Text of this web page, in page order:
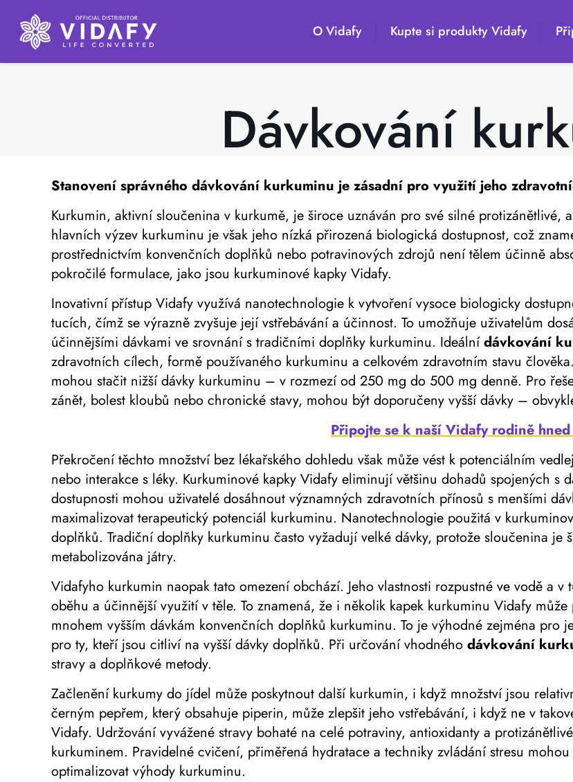
O Vidafy Kupte si produkty Vidafy
Dávkování
Stanovení správnéhodávkování kurkuminu je zásadní pro využití jeho
Kurkumin, aktivní sloučenina v kurkumě, je široce uznáván pro své silné protizánětlivé,
hlavních výzev kurkuminu je však jeho nízká přirozená biologická dostupnost, což
prostřednictvím konvenčních doplňků nebo potravinových zdrojů není tělem účinně
pokročilé formulace, jako jsou kurkuminové kapky Vidafy.
Inovativní přístup Vidafy využívá nanotechnologie k vytvoření vysoce biologicky
tucích, čímž se výrazně zvyšuje její vstřebávání a účinnost. To umožňuje uživatelům
účinnějšími dávkami ve srovnání s tradičními doplňky kurkuminu. Ideálnídávkování
zdravotních cílech, formě používaného kurkuminu a celkovém zdravotním stavu
mohou stačit nižší dávky kurkuminu – v rozmezí od 250 mg do 500 mg denně. Pro
zánět, bolest kloubů nebo chronické stavy, mohou být doporučeny vyšší dávky –
Připojte se k naší Vidafy rodině
Překročení těchto množství bez lékařského dohledu však může vést k potenciálním
nebo interakce s léky. Kurkuminové kapky Vidafy eliminují většinu dohadů spojených
dostupnosti mohou uživatelé dosáhnout významných zdravotních přínosů s menšími
maximalizovat terapeutický potenciál kurkuminu. Nanotechnologie použitá v
doplňků. Tradiční doplňky kurkuminu často vyžadují velké dávky, protože sloučenina je
metabolizována játry.
Vidafyho kurkumin naopak tato omezení obchází. Jeho vlastnosti rozpustné ve vodě a
oběhu a účinnější využití v těle. To znamená, že i několik kapek kurkuminu Vidafy
mnohem vyšším dávkám konvenčních doplňků kurkuminu. To je výhodné zejména pro
pro ty, kteří jsou citliví na vyšší dávky doplňků. Při určování vhodnéhodávkování
stravy a doplňkové metody.
Začlenění kurkumy do jídel může poskytnout další kurkumin, i když množství jsou
černým pepřem, který obsahuje piperin, může zlepšit jeho vstřebávání, i když ne v
Vidafy. Udržování vyvážené stravy bohaté na celé potraviny, antioxidanty a
kurkuminem. Pravidelné cvičení, přiměřená hydratace a techniky zvládání stresu
optimalizovat výhody kurkuminu.